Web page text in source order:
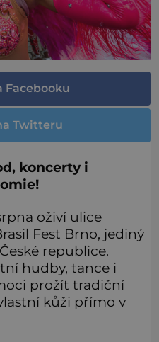
Facebooku
Twitteru
koncerty i
oživí ulice
Fest Brno, jediný
republice.
hudby, tance i
prožít tradiční
kůži přímo v